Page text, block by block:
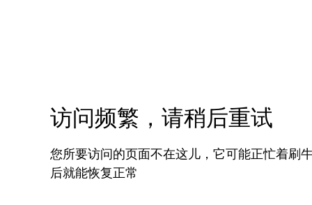
访问频繁，请稍后重试
您所要访问的页面不在这儿，它可能正忙着刷
后就能恢复正常